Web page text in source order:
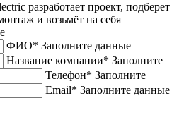
разработает проект, подберет
и возьмёт на себя
ФИО* Заполните данные
Название компании* Заполните
Телефон* Заполните
Email* Заполните данные